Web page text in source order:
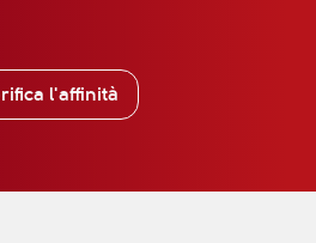
l'affinità